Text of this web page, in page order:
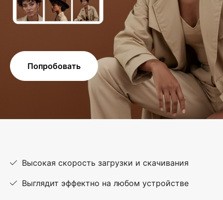
Попробовать
Высокая скорость загрузки и скачивания
Выглядит эффектно на любом устройстве